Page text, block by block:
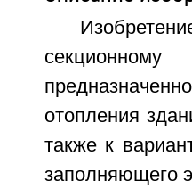
отопления
также к
заполняющего